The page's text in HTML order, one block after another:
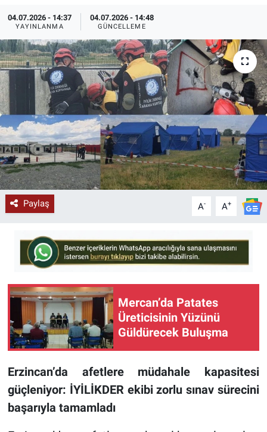
04.07.2026 - 14:37
YAYINLANMA
04.07.2026 - 14:48
GÜNCELLEME
Paylaş A- A+
Mercan’da Patates
Üreticisinin Yüzünü
Güldürecek Buluşma
Erzincan’da afetlere müdahale kapasitesi
güçleniyor: İYİLİKDER ekibi zorlu sınav sürecini
başarıyla tamamladı
Yerel Haber
Politika
SPOR
YAŞAM
RESMİ İLAN